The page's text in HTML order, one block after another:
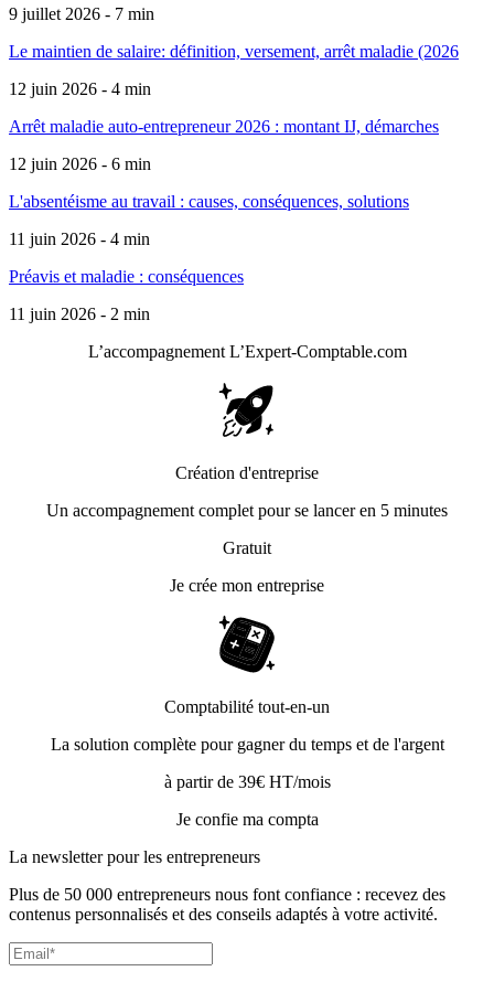
9 juillet 2026 - 7 min
Le maintien de salaire: définition, versement, arrêt maladie (2026
12 juin 2026 - 4 min
Arrêt maladie auto-entrepreneur 2026 : montant IJ, démarches
12 juin 2026 - 6 min
L'absentéisme au travail : causes, conséquences, solutions
11 juin 2026 - 4 min
Préavis et maladie : conséquences
11 juin 2026 - 2 min
L’accompagnement L’Expert-Comptable.com
Création d'entreprise
Un accompagnement complet pour se lancer en 5 minutes
Gratuit
Je crée mon entreprise
Comptabilité tout-en-un
La solution complète pour gagner du temps et de l'argent
à partir de 39€ HT/mois
Je confie ma compta
La newsletter pour les entrepreneurs
Plus de 50 000 entrepreneurs nous font confiance : recevez des
contenus personnalisés et des conseils adaptés à votre activité.